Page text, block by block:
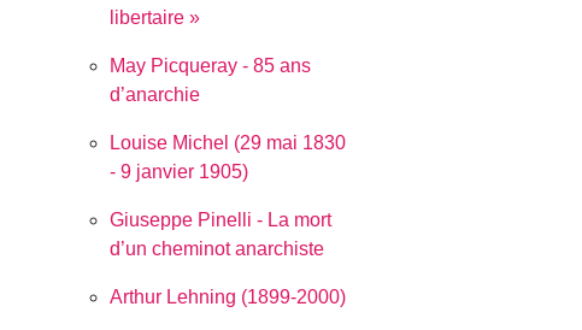
libertaire »
May Picqueray - 85 ans
d’anarchie
Louise Michel (29 mai 1830
- 9 janvier 1905)
Giuseppe Pinelli - La mort
d’un cheminot anarchiste
Arthur Lehning (1899-2000)